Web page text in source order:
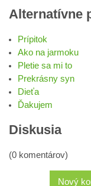
Alternatívne
Prípitok
Ako na jarmoku
Pletie sa mi to
Prekrásny syn
Dieťa
Ďakujem
Diskusia
(0 komentárov)
Nový